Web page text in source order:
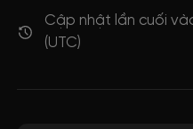
Cập nhật lần cuối
(UTC)